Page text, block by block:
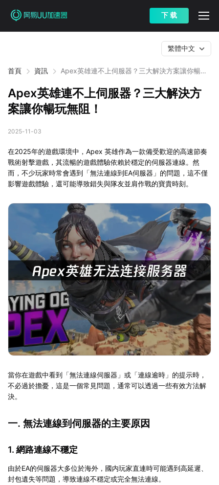
下 载
首頁 資訊
Apex英雄連不上伺服器？三大解決方案讓你暢玩
繁體中文
Apex英雄連不上伺服器？三大解決方
案讓你暢玩無阻！
2025-11-03
在2025年的遊戲環境中，Apex 英雄作為一款備受歡迎的高速節奏
戰術射擊遊戲，其流暢的遊戲體驗依賴於穩定的伺服器連線。然
而，不少玩家時常會遇到「無法連線到EA伺服器」的問題，這不僅
影響遊戲體驗，還可能導致錯失與隊友並肩作戰的寶貴時刻。
當你在遊戲中看到「無法連線伺服器」或「連線逾時」的提示時，
不必過於擔憂，這是一個常見問題，通常可以透過一些有效方法解
決。
一. 無法連線到伺服器的主要原因
1. 網路連線不穩定
由於EA的伺服器大多位於海外，國内玩家直連時可能遇到高延遲、
封包遺失等問題，導致連線不穩定或完全無法連線。